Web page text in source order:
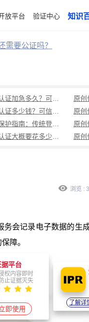
放平台 验证中心 知识
需要公证吗？
浏览 :
会记录电子数据的生
障。
据平台
权内容即时
止证据灭失
即使用
了解详